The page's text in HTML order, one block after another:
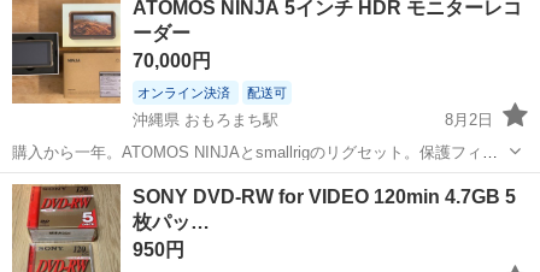
DVD
ATOMOS NINJA 5インチ HDR モニターレコ
ーダー
70,000円
オンライン決済 配送可
沖縄県 おもろまち駅
8月2日
購入から一年。ATOMOS NINJAとsmallrigのリグセット。保護フィル
ム貼付け済み。 ・個人使用感 FX-3にてApple ProRes RAWの撮影をし
たくて購入。感想としては私の規模での撮影ではRAWを使うこ...
沖縄 那覇市 おもろまち駅 映像プレーヤー、レコーダー
SONY DVD-RW for VIDEO 120min 4.7GB 5
枚パッ…
950円